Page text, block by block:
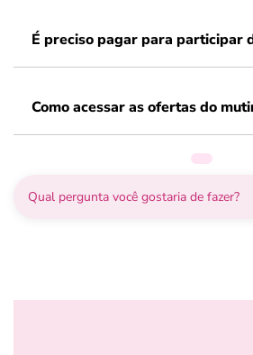
É preciso pagar para participar
Como acessar as ofertas do